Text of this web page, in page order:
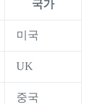
국가
미국
UK
중국